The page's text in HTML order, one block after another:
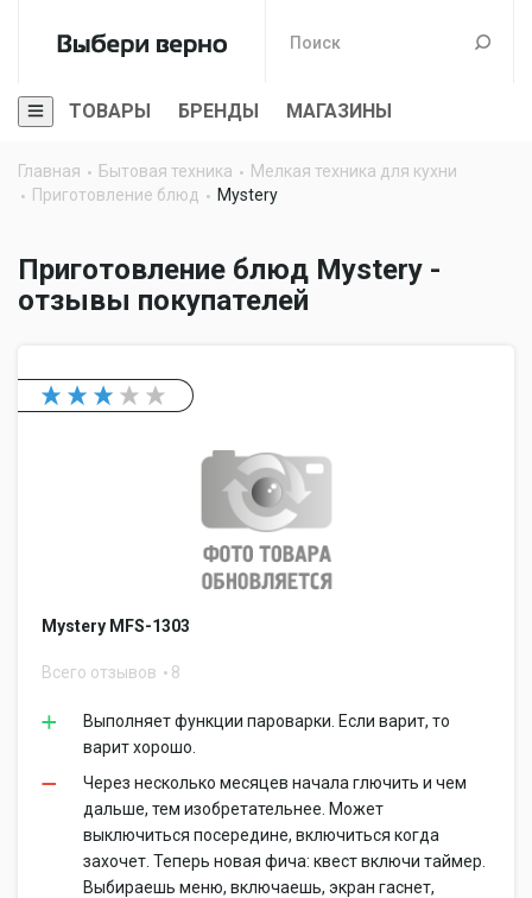
ТОВАРЫ БРЕНДЫ МАГАЗИНЫ
Главная Бытовая техника
Мелкая техника для кухни
Приготовление блюд
Mystery
Приготовление блюд Mystery -
отзывы покупателей
Mystery MFS-1303
Всего отзывов 8
Выполняет функции пароварки. Если варит, то
варит хорошо.
Через несколько месяцев начала глючить и чем
дальше, тем изобретательнее. Может
выключиться посередине, включиться когда
захочет. Теперь новая фича: квест включи таймер.
Выбираешь меню, включаешь, экран гаснет,